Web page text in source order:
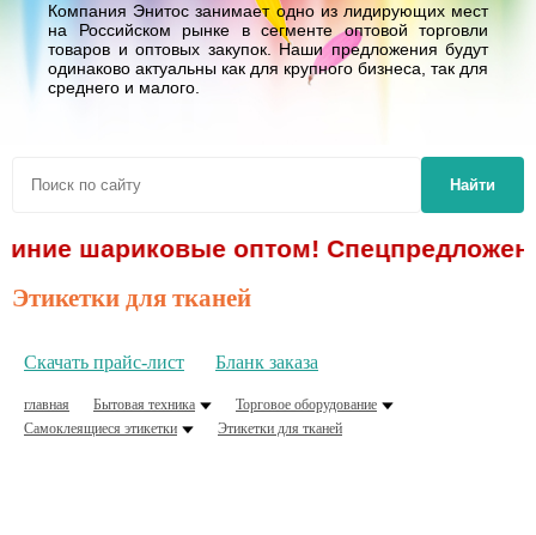
Компания Энитос занимает одно из лидирующих мест
на Российском рынке в сегменте оптовой торговли
товаров и оптовых закупок. Наши предложения будут
одинаково актуальны как для крупного бизнеса, так для
среднего и малого.
Найти
шариковые оптом!
Этикетки для тканей
Скачать прайс-лист Бланк заказа
главная Бытовая техника
Торговое оборудование
Самоклеящиеся этикетки
Этикетки для тканей